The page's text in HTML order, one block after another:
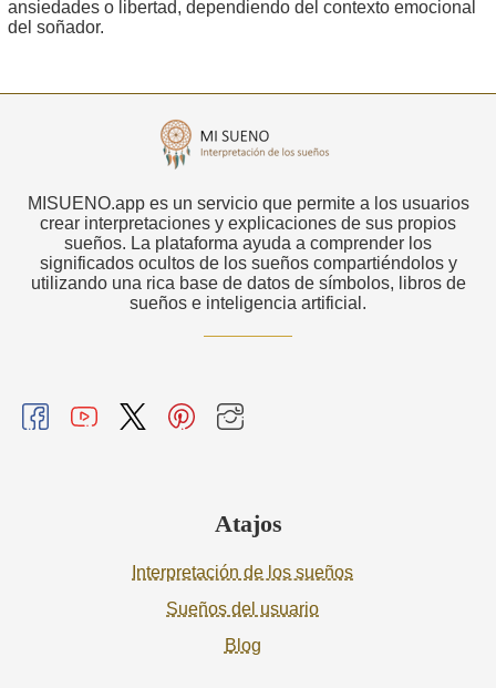
ansiedades o libertad, dependiendo del contexto emocional
del soñador.
MISUENO.app es un servicio que permite a los usuarios
crear interpretaciones y explicaciones de sus propios
sueños. La plataforma ayuda a comprender los
significados ocultos de los sueños compartiéndolos y
utilizando una rica base de datos de símbolos, libros de
sueños e inteligencia artificial.
Atajos
Interpretación de los sueños
Sueños del usuario
Blog